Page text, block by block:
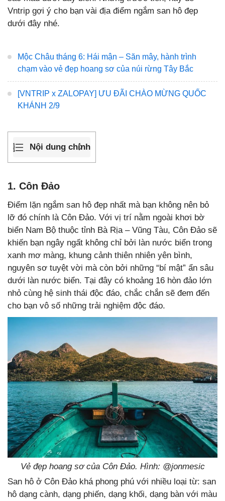
Vntrip gợi ý cho bạn vài địa điểm ngắm san hô đẹp
dưới đây nhé.
Mộc Châu tháng 6: Hái mận – Săn mây, hành trình
chạm vào vẻ đẹp hoang sơ của núi rừng Tây Bắc
[VNTRIP x ZALOPAY] ƯU ĐÃI CHÀO MỪNG QUỐC
KHÁNH 2/9
Nội dung chính
1. Côn Đảo
Điểm lặn ngắm san hô đẹp nhất mà bạn không nên bỏ
lỡ đó chính là Côn Đảo. Với vị trí nằm ngoài khơi bờ
biển Nam Bộ thuộc tỉnh Bà Rịa – Vũng Tàu, Côn Đảo sẽ
khiến bạn ngây ngất không chỉ bởi làn nước biển trong
xanh mơ màng, khung cảnh thiên nhiên yên bình,
nguyên sơ tuyệt vời mà còn bởi những “bí mật” ẩn sâu
dưới làn nước biển. Tại đây có khoảng 16 hòn đảo lớn
nhỏ cùng hệ sinh thái độc đáo, chắc chắn sẽ đem đến
cho bạn vô số những trải nghiệm độc đáo.
Vẻ đẹp hoang sơ của Côn Đảo. Hình: @jonmesic
San hô ở Côn Đảo khá phong phú với nhiều loại từ: san
hô dạng cành, dạng phiến, dạng khối, dạng bàn với màu